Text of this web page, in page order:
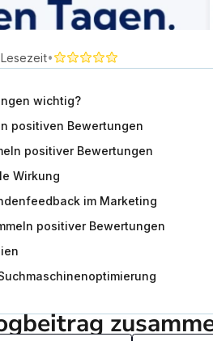
•
wichtig?
positiven Bewertungen
positiver Bewertungen
Wirkung
im Marketing
positiver Bewertungen